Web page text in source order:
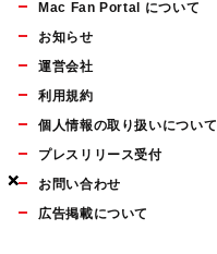
×
×
×
Mac Fan Portal について
お知らせ
運営会社
利用規約
個人情報の取り扱いについて
プレスリリース受付
お問い合わせ
広告掲載について